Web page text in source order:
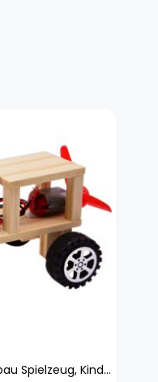
Cocosity Zusammenbau Spielzeug, Kinder Zusammenbau Spielzeug, Lernspielzeug, Bildung Experiment Spielzeug, Experiment Spielzeug